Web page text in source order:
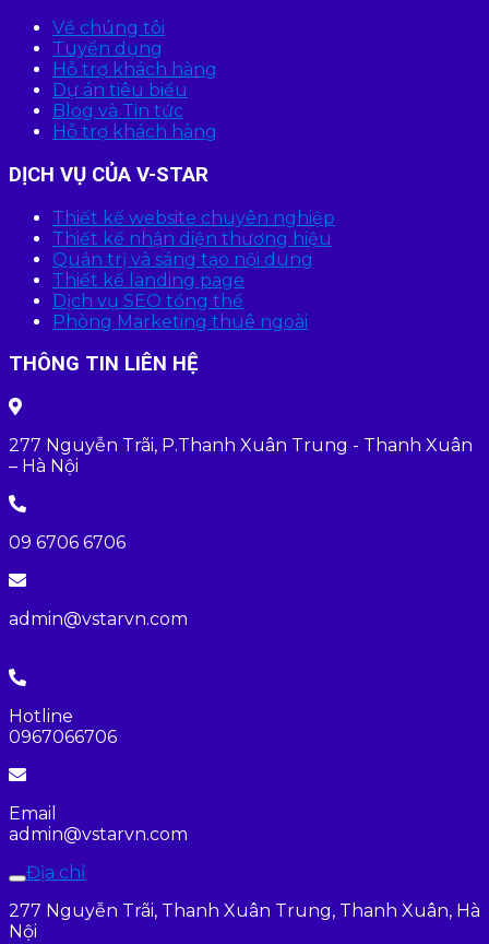
Về chúng tôi
Tuyển dụng
Hỗ trợ khách hàng
Dự án tiêu biểu
Blog và Tin tức
Hỗ trợ khách hàng
DỊCH VỤ CỦA V-STAR
Thiết kế website chuyên nghiệp
Thiết kế nhận diện thương hiệu
Quản trị và sáng tạo nội dung
Thiết kế landing page
Dịch vụ SEO tổng thể
Phòng Marketing thuê ngoài
THÔNG TIN LIÊN HỆ
277 Nguyễn Trãi, P.Thanh Xuân Trung - Thanh Xuân
– Hà Nội
09 6706 6706
admin@vstarvn.com
Hotline
0967066706
Email
admin@vstarvn.com
Địa chỉ
277 Nguyễn Trãi, Thanh Xuân Trung, Thanh Xuân, Hà
Nội